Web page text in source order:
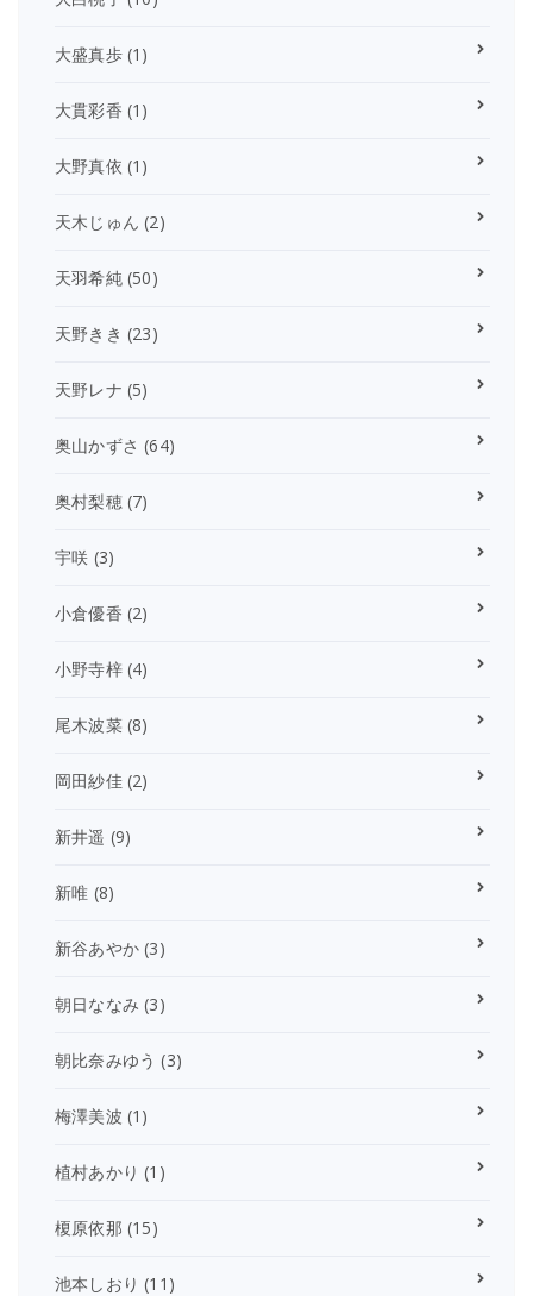
大盛真歩(1)
大貫彩香 (1)
大野真依 (1)
天木じゅん (2)
天羽希純(50)
天野きき (23)
天野レナ (5)
奥山かずさ (64)
奥村梨穂(7)
宇咲 (3)
小倉優香 (2)
小野寺梓(4)
尾木波菜(8)
岡田紗佳(2)
新井遥 (9)
新唯 (8)
新谷あやか (3)
朝日ななみ (3)
朝比奈みゆう (3)
梅澤美波 (1)
植村あかり (1)
榎原依那 (15)
池本しおり (11)